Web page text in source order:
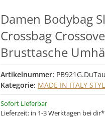
Damen Bodybag
Crossbag
Brusttasche
Artikelnummer:
Kategorie: MADE IN ITALY
Sofort Lieferbar
Lieferzeit: in 1-3 Werktagen bei